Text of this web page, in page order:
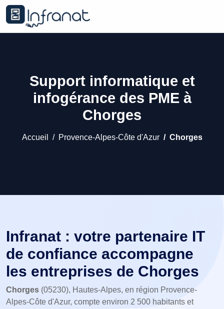
Support informatique et
infogérance des PME à
Chorges
Accueil Provence-Alpes-Côte d'Azur Chorges
Infranat : votre partenaire IT
de confiance accompagne
les entreprises de Chorges
Chorges (05230), Hautes-Alpes, en région Provence-
Alpes-Côte d'Azur, compte environ 2 500 habitants et